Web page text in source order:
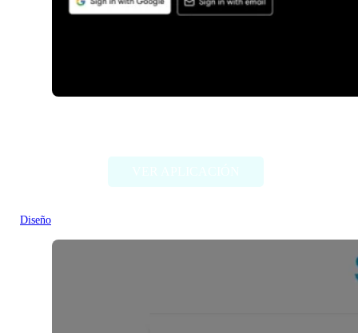
Diseño